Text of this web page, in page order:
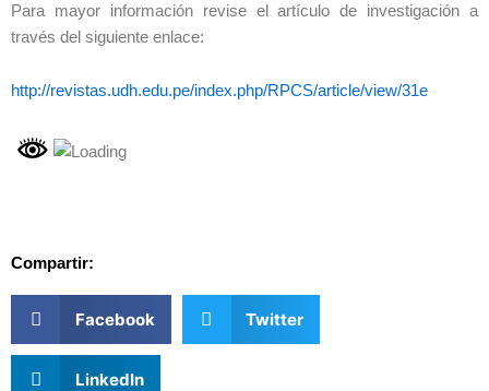
Para mayor información revise el artículo de investigación a
través del siguiente enlace:
http://revistas.udh.edu.pe/index.php/RPCS/article/view/31e
Compartir:
Facebook Twitter
LinkedIn